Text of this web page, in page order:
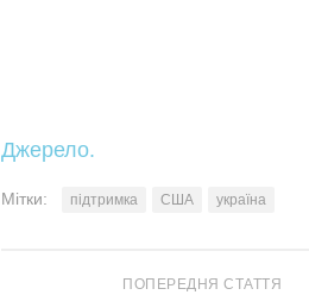
Джерело.
Мітки: підтримка США україна
ПОПЕРЕДНЯ СТАТТЯ